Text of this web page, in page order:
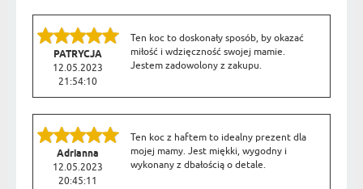
PATRYCJA
12.05.2023
21:54:10
Ten koc to doskonały sposób, by okazać
miłość i wdzięczność swojej mamie.
Jestem zadowolony z zakupu.
Adrianna
12.05.2023
20:45:11
Ten koc z haftem to idealny prezent dla
mojej mamy. Jest miękki, wygodny i
wykonany z dbałością o detale.